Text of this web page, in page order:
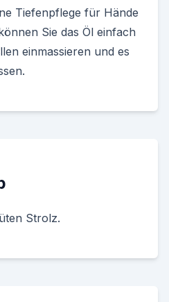
Tiefenpflege für Hände
Sie das Öl einfach
einmassieren und es
Strolz.